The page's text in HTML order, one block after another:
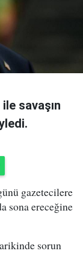
savaşın
gazetecilere
sona ereceğine
sorun